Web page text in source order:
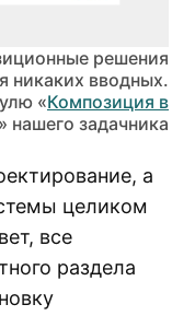
решения
никаких вводных.
«Композиция в
» нашего задачника
а
целиком
все
раздела